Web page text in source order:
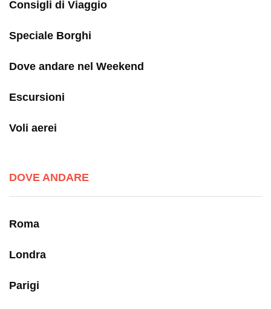
Consigli di Viaggio
Speciale Borghi
Dove andare nel Weekend
Escursioni
Voli aerei
DOVE ANDARE
Roma
Londra
Parigi